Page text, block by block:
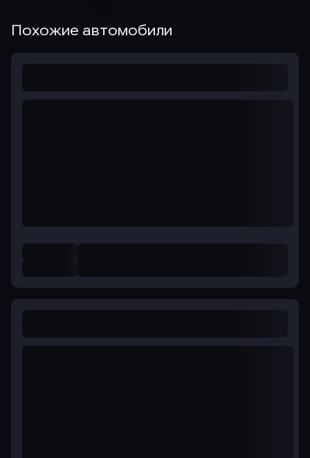
Похожие автомобили